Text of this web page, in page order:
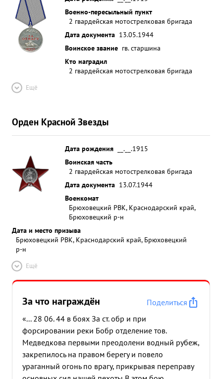
Военно-пересыльный пункт
2 гвардейская мотострелковая бригада
Дата документа 13.05.1944
Воинское звание гв. старшина
Кто наградил
2 гвардейская мотострелковая бригада
Ещё
Орден Красной Звезды
Дата рождения
__.__.1915
Воинская часть
2 гвардейская мотострелковая бригада
Дата документа 13.07.1944
Военкомат
Брюховецкий РВК, Краснодарский край,
Брюховецкий р-н
Дата и место призыва
Брюховецкий РВК, Краснодарский край, Брюховецкий
р-н
Ещё
За что награждён
Поделиться
«... 28 06. 44 в боях За ст. обр и при
форсировании реки Бобр отделение тов.
Медведкова первыми преодолени водный рубеж,
закрепилось на правом берегу и повело
ураганный огонь по врагу, прикрывая переправу